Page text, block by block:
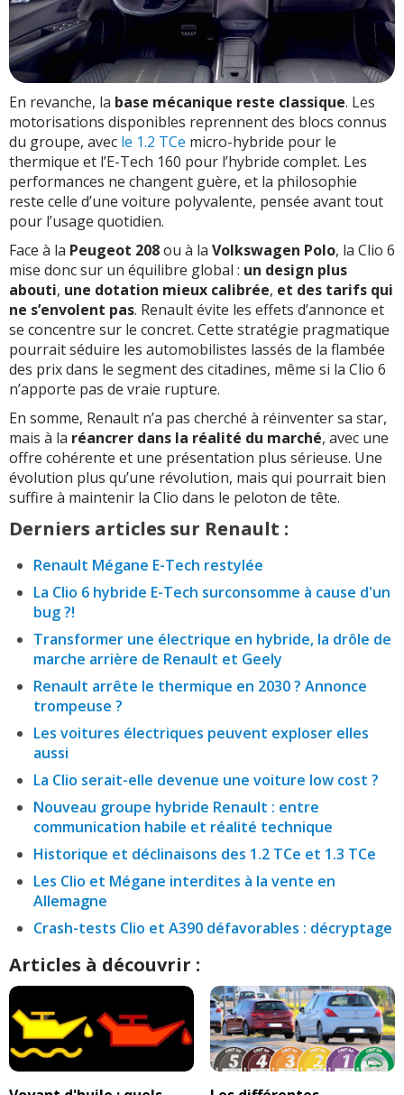
En revanche, la base mécanique reste classique. Les
motorisations disponibles reprennent des blocs connus
du groupe, avec le 1.2 TCe micro-hybride pour le
thermique et l’E-Tech 160 pour l’hybride complet. Les
performances ne changent guère, et la philosophie
reste celle d’une voiture polyvalente, pensée avant tout
pour l’usage quotidien.
Face à la Peugeot 208ou à la Volkswagen Polo, la Clio 6
mise donc sur un équilibre global : un design plus
abouti, une dotation mieux calibrée, et des tarifs qui
ne s’envolent pas. Renault évite les effets d’annonce et
se concentre sur le concret. Cette stratégie pragmatique
pourrait séduire les automobilistes lassés de la flambée
des prix dans le segment des citadines, même si la Clio 6
n’apporte pas de vraie rupture.
En somme, Renault n’a pas cherché à réinventer sa star,
mais à la réancrer dans la réalité du marché, avec une
offre cohérente et une présentation plus sérieuse. Une
évolution plus qu’une révolution, mais qui pourrait bien
suffire à maintenir la Clio dans le peloton de tête.
Derniers articles sur Renault :
Renault Mégane E-Tech restylée
La Clio 6 hybride E-Tech surconsomme à cause d'un
bug ?!
Transformer une électrique en hybride, la drôle de
marche arrière de Renault et Geely
Renault arrête le thermique en 2030 ? Annonce
trompeuse ?
Les voitures électriques peuvent exploser elles
aussi
La Clio serait-elle devenue une voiture low cost ?
Nouveau groupe hybride Renault : entre
communication habile et réalité technique
Historique et déclinaisons des 1.2 TCe et 1.3 TCe
Les Clio et Mégane interdites à la vente en
Allemagne
Crash-tests Clio et A390 défavorables : décryptage
Articles à découvrir :